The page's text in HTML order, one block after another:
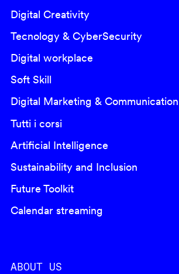
Digital Creativity
Tecnology & CyberSecurity
Digital workplace
Soft Skill
Digital Marketing & Communication
Tutti i corsi
Artificial Intelligence
Sustainability and Inclusion
Future Toolkit
Calendar streaming
ABOUT US